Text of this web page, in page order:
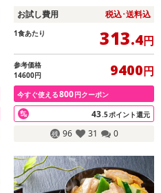
お試し費用 税込･送料込
1食あたり 313.4円
参考価格
14600円
9400円
今すぐ使える800円クーポン
43.5ポイント還元
96 31 0